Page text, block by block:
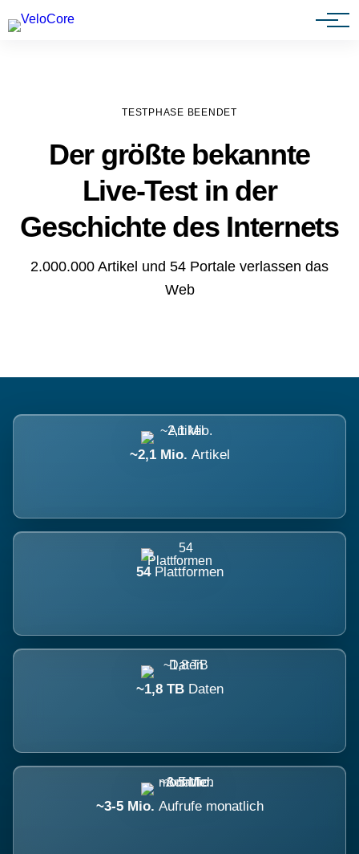
Agenturen & Webdesigner
TESTPHASE BEENDET
Der größte bekannte
Live-Test in der
Geschichte des Internets
2.000.000 Artikel und 54 Portale verlassen das
Web
~2,1 Mio. Artikel
54 Plattformen
~1,8 TB Daten
~3-5 Mio. Aufrufe monatlich